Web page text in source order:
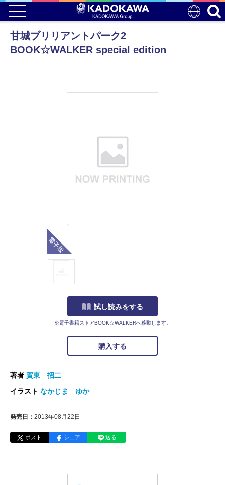
甘城ブリリアントパーク2
BOOK☆WALKER special edition
試し読みをする
※電子書籍ストアBOOK☆WALKERへ移動します。
購入する
著者 賀東 招二
イラスト なかじま ゆか
発売日： 2013年08月22日
ポスト シェア 送る